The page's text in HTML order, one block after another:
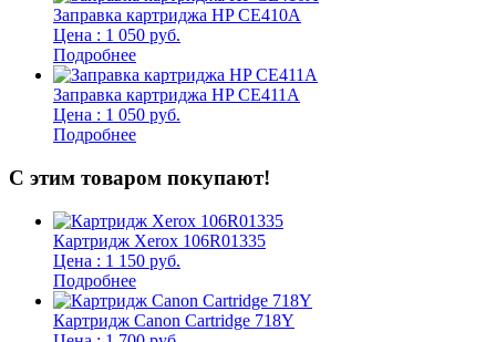
Заправка картриджа HP CE410A
Цена : 1 050 руб.
Подробнее
Заправка картриджа HP CE411A
Цена : 1 050 руб.
Подробнее
С этим товаром покупают!
Картридж Xerox 106R01335
Цена : 1 150 руб.
Подробнее
Картридж Canon Cartridge 718Y